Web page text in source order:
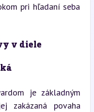
pri hľadaní seba
v diele
je základným
zakázaná povaha